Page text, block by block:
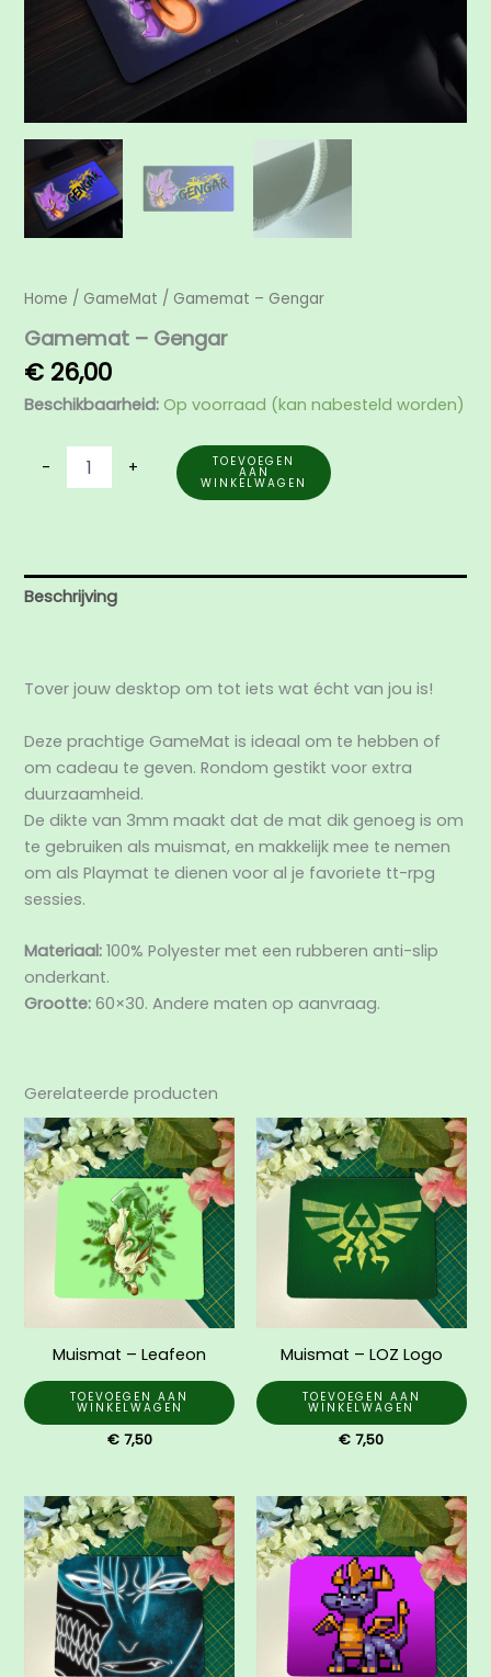
Home / GameMat / Gamemat – Gengar
Gamemat – Gengar
€ 26,00
Beschikbaarheid: Op voorraad (kan nabesteld worden)
- + TOEVOEGEN
AAN
WINKELWAGEN
Beschrijving
Tover jouw desktop om tot iets wat écht van jou is!
Deze prachtige GameMat is ideaal om te hebben of
om cadeau te geven. Rondom gestikt voor extra
duurzaamheid.
De dikte van 3mm maakt dat de mat dik genoeg is om
te gebruiken als muismat, en makkelijk mee te nemen
om als Playmat te dienen voor al je favoriete tt-rpg
sessies.
Materiaal: 100% Polyester met een rubberen anti-slip
onderkant.
Grootte: 60×30. Andere maten op aanvraag.
Gerelateerde producten
Muismat – Leafeon
TOEVOEGEN AAN
WINKELWAGEN
€7,50
Muismat – LOZ Logo
TOEVOEGEN AAN
WINKELWAGEN
€ 7,50